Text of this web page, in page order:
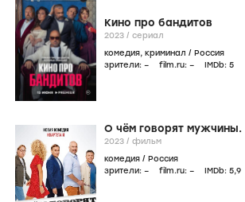
Кино про бандитов
2023 / сериал
комедия, криминал / Россия
зрители: – film.ru: – IMDb: 5
О чём говорят
удовольствия
2023 / фильм
комедия / Россия
зрители: – film.ru: – IMDb: 5,9